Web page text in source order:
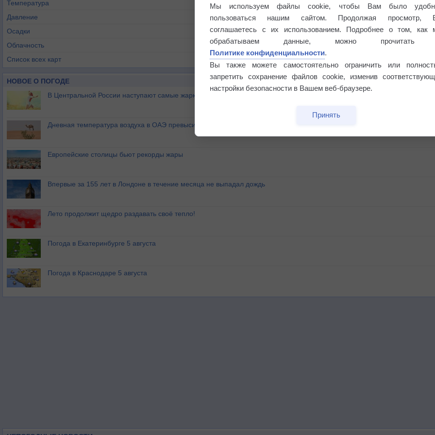
Температура
Давление
Осадки
Облачность
Список всех карт
НОВОЕ О ПОГОДЕ
В Центральной России наступают самые жаркие дни этого лета
Дневная температура воздуха в ОАЭ превысила +51°
Европейские столицы бьют рекорды жары
Впервые за 155 лет в Лондоне в течение месяца не выпадал дождь
Лето продолжит щедро раздавать своё тепло!
Погода в Екатеринбурге 5 августа
Погода в Краснодаре 5 августа
Мы используем файлы cookie, чтобы Вам было
пользоваться нашим сайтом. Продолжая просмотр,
соглашаетесь с их использованием. Подробнее о том, как
обрабатываем данные, можно прочитать
Политике конфиденциальности.
Вы также можете самостоятельно ограничить или
запретить сохранение файлов cookie, изменив
настройки безопасности в Вашем веб-браузере.
Принять